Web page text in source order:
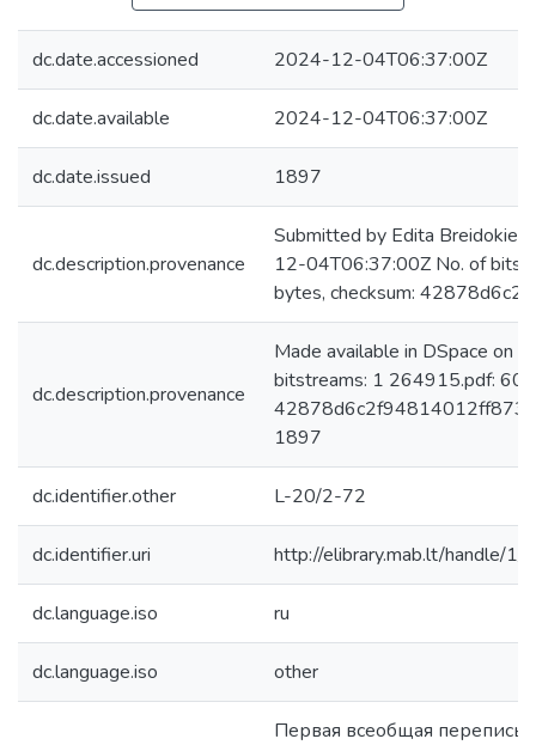
dc.date.accessioned 2024-12-04T06:37:00Z
dc.date.available 2024-12-04T06:37:00Z
dc.date.issued 1897
dc.description.provenance
Submitted by Edita
12-04T06:37:00Z No. of
bytes, checksum:
dc.description.provenance
Made available in DSpace on
bitstreams: 1 264915.pdf:
1897
dc.identifier.other L-20/2-72
dc.identifier.uri http://elibrary.mab.lt/handle/1/
dc.language.iso ru
dc.language.iso other
Первая всеобщая перепись